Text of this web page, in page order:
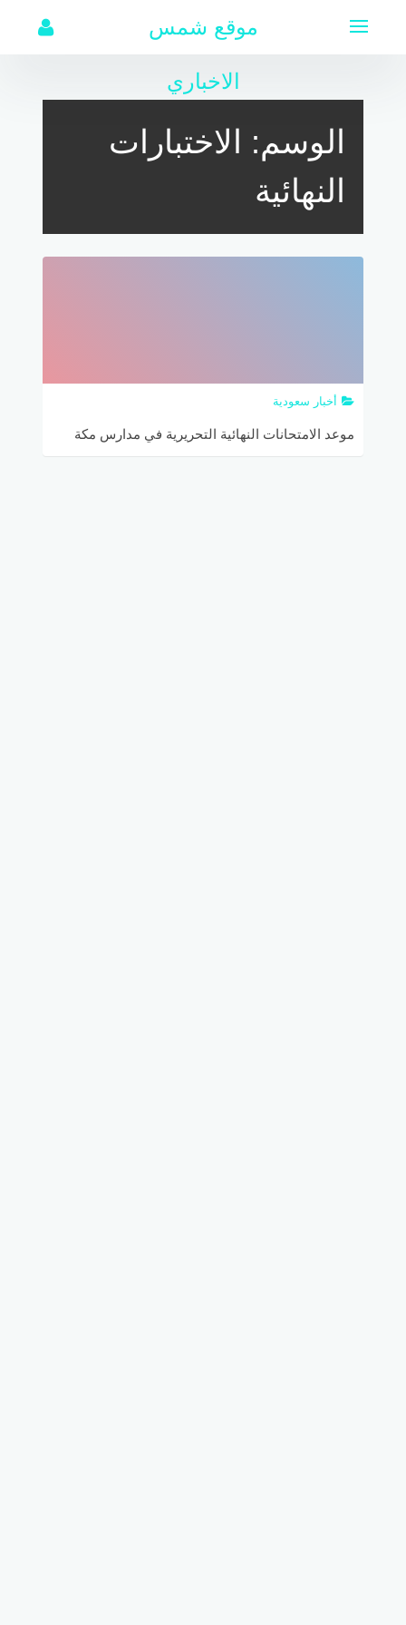
موقع شمس
الاخباري
الوسم:
الاختبارات
النهائية
أخبار سعودية
موعد الامتحانات النهائية التحريرية في مدارس مكة